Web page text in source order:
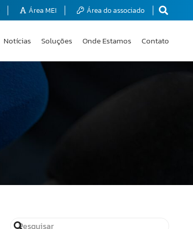
Área MEI Área do associado
Notícias Soluções Onde Estamos Contato